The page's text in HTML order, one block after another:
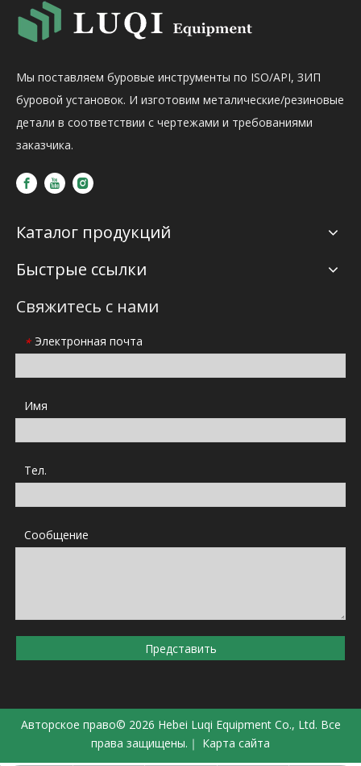
Мы поставляем буровые инструменты по ISO/API, ЗИП
буровой установок. И изготовим металические/резиновые
детали в соответствии с чертежами и требованиями
заказчика.
Каталог продукций
Быстрые ссылки
Свяжитесь с нами
* Электронная почта
Имя
Тел.
Сообщение
Представить
Авторское право© 2026 Hebei Luqi Equipment Co., Ltd. Все
права защищены.｜ Карта сайта